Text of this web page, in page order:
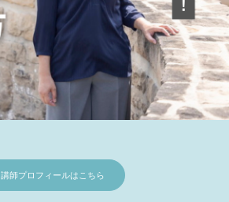
講師プロフィールはこちら